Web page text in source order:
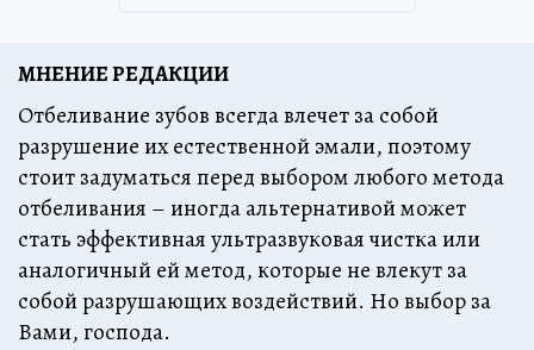
МНЕНИЕ РЕДАКЦИИ
Отбеливание зубов всегда влечет за собой
разрушение их естественной эмали, поэтому
стоит задуматься перед выбором любого метода
отбеливания – иногда альтернативой может
стать эффективная ультразвуковая чистка или
аналогичный ей метод, которые не влекут за
собой разрушающих воздействий. Но выбор за
Вами, господа.